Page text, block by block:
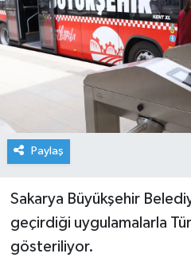
Paylaş
Sakarya Büyükşehir
geçirdiği uygulamalarla
gösteriliyor.